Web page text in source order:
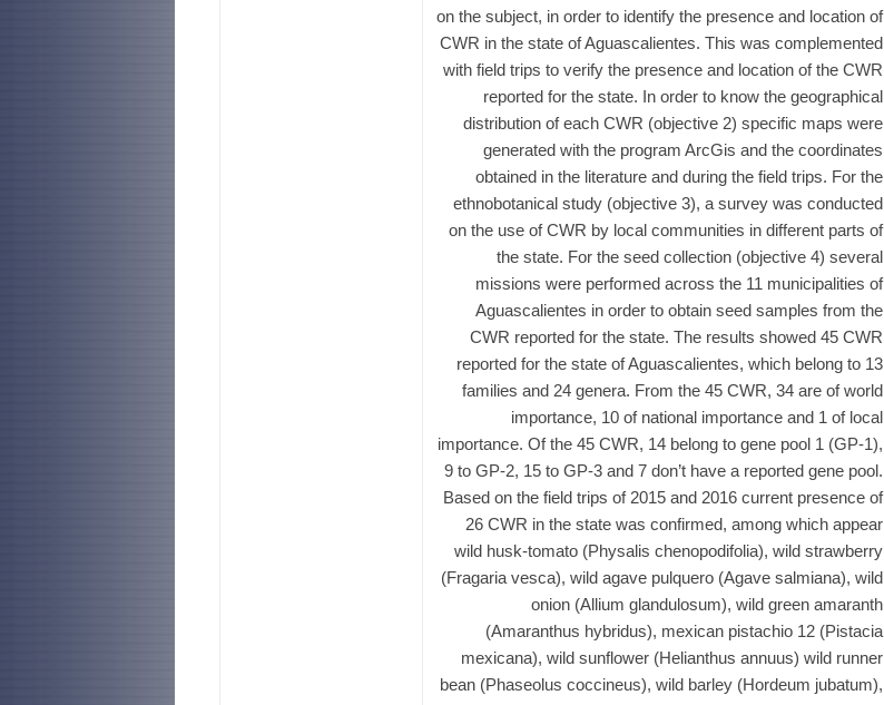
on the subject, in order to identify the presence and location of
CWR in the state of Aguascalientes. This was complemented
with field trips to verify the presence and location of the CWR
reported for the state. In order to know the geographical
distribution of each CWR (objective 2) specific maps were
generated with the program ArcGis and the coordinates
obtained in the literature and during the field trips. For the
ethnobotanical study (objective 3), a survey was conducted
on the use of CWR by local communities in different parts of
the state. For the seed collection (objective 4) several
missions were performed across the 11 municipalities of
Aguascalientes in order to obtain seed samples from the
CWR reported for the state. The results showed 45 CWR
reported for the state of Aguascalientes, which belong to 13
families and 24 genera. From the 45 CWR, 34 are of world
importance, 10 of national importance and 1 of local
importance. Of the 45 CWR, 14 belong to gene pool 1 (GP-1),
9 to GP-2, 15 to GP-3 and 7 don’t have a reported gene pool.
Based on the field trips of 2015 and 2016 current presence of
26 CWR in the state was confirmed, among which appear
wild husk-tomato (Physalis chenopodifolia), wild strawberry
(Fragaria vesca), wild agave pulquero (Agave salmiana), wild
onion (Allium glandulosum), wild green amaranth
(Amaranthus hybridus), mexican pistachio 12 (Pistacia
mexicana), wild sunflower (Helianthus annuus) wild runner
bean (Phaseolus coccineus), wild barley (Hordeum jubatum),